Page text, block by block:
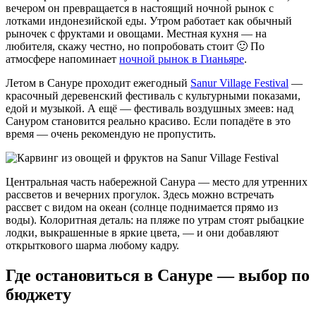
вечером он превращается в настоящий ночной рынок с
лотками индонезийской еды. Утром работает как обычный
рыночек с фруктами и овощами. Местная кухня — на
любителя, скажу честно, но попробовать стоит 🙂 По
атмосфере напоминает ночной рынок в Гианьяре.
Летом в Сануре проходит ежегодный Sanur Village Festival —
красочный деревенский фестиваль с культурными показами,
едой и музыкой. А ещё — фестиваль воздушных змеев: над
Сануром становится реально красиво. Если попадёте в это
время — очень рекомендую не пропустить.
Центральная часть набережной Санура — место для утренних
рассветов и вечерних прогулок. Здесь можно встречать
рассвет с видом на океан (солнце поднимается прямо из
воды). Колоритная деталь: на пляже по утрам стоят рыбацкие
лодки, выкрашенные в яркие цвета, — и они добавляют
открыткового шарма любому кадру.
Где остановиться в Сануре — выбор по
бюджету